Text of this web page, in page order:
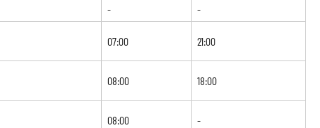
- -
07:00 21:00
08:00 18:00
08:00 -